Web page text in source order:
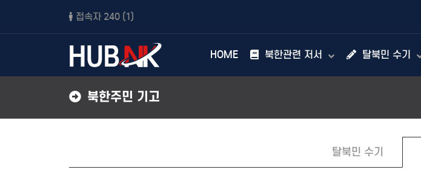
접속자 240 (1)
HOME 북한관련 저서 탈북민 수기
북한주민 기고
탈북민 수기